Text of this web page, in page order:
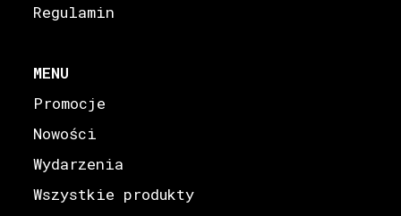
Regulamin
MENU
Promocje
Nowości
Wydarzenia
Wszystkie produkty